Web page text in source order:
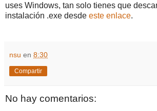
uses Windows, tan solo tienes que
instalación .exe desde este enlace.
nsu en 8:30
Compartir
No hay comentarios: